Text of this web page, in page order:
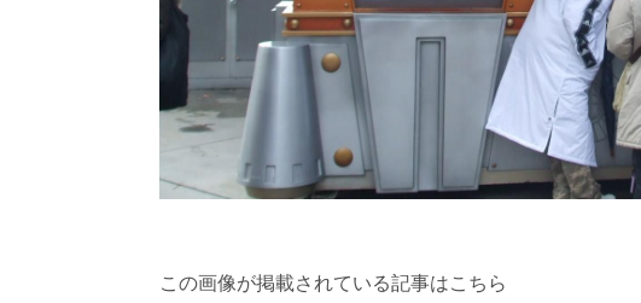
この画像が掲載されている記事はこちら